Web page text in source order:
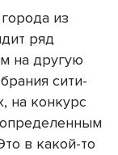
из
ряд
на другую
сити-
на конкурс
в какой-то